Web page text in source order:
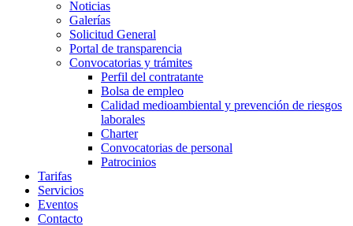
Noticias
Galerías
Solicitud General
Portal de transparencia
Convocatorias y trámites
Perfil del contratante
Bolsa de empleo
Calidad medioambiental y prevención de riesgos
laborales
Charter
Convocatorias de personal
Patrocinios
Tarifas
Servicios
Eventos
Contacto